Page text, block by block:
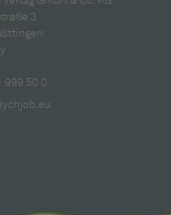
3
999 50 0